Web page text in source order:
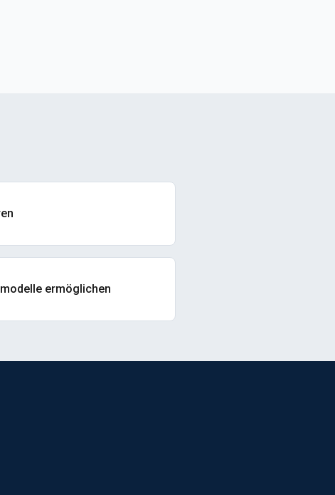
ermöglichen